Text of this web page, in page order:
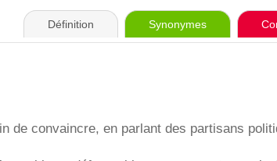
Définition Synonymes
de convaincre, en parlant des partisans